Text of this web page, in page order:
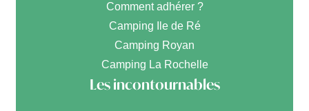
Comment adhérer ?
Camping Ile de Ré
Camping Royan
Camping La Rochelle
Les incontournables